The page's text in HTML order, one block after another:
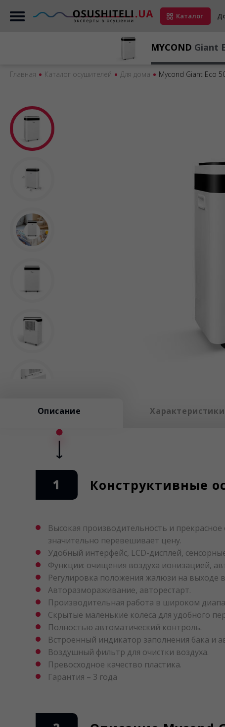
Каталог
Главная Каталог осушителей Для дома Mycond Giant Eco
MYCOND Giant
Описание Характеристики
1 Конструктивные
Высокая производительность и
значительно перевешивает цену.
Удобный интерфейс, LCD-дисплей,
Функции: очищения воздуха ионизацией,
Регулировка положения жалюзи на выходе
Авторазмораживание, авторестарт.
Производительная работа в широком
Скрытые маленькие колеса для удобного
Полностью автоматический контроль.
Встроенный индикатор заполнения бака и
Воздушный фильтр для очистки воздуха.
Превосходное качество пластика.
Гарантия – 3 года